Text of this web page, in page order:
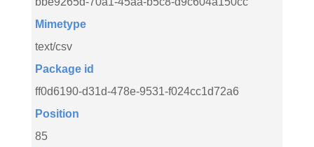
Mimetype
text/csv
Package id
ff0d6190-d31d-478e-9531-f024cc1d72a6
Position
85